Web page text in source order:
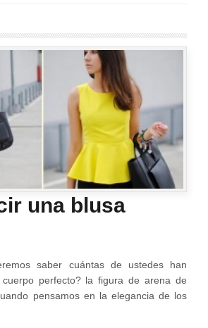
una blusa
saber cuántas de ustedes han
perfecto? la figura de arena de
pensamos en la elegancia de los